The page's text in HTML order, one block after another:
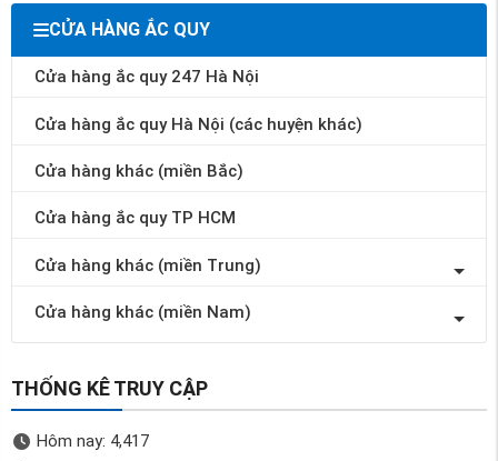
CỬA HÀNG ẮC QUY
Cửa hàng ắc quy 247 Hà Nội
Cửa hàng ắc quy Hà Nội (các huyện khác)
Cửa hàng khác (miền Bắc)
Cửa hàng ắc quy TP HCM
Cửa hàng khác (miền Trung)
Cửa hàng khác (miền Nam)
THỐNG KÊ TRUY CẬP
Hôm nay: 4,417